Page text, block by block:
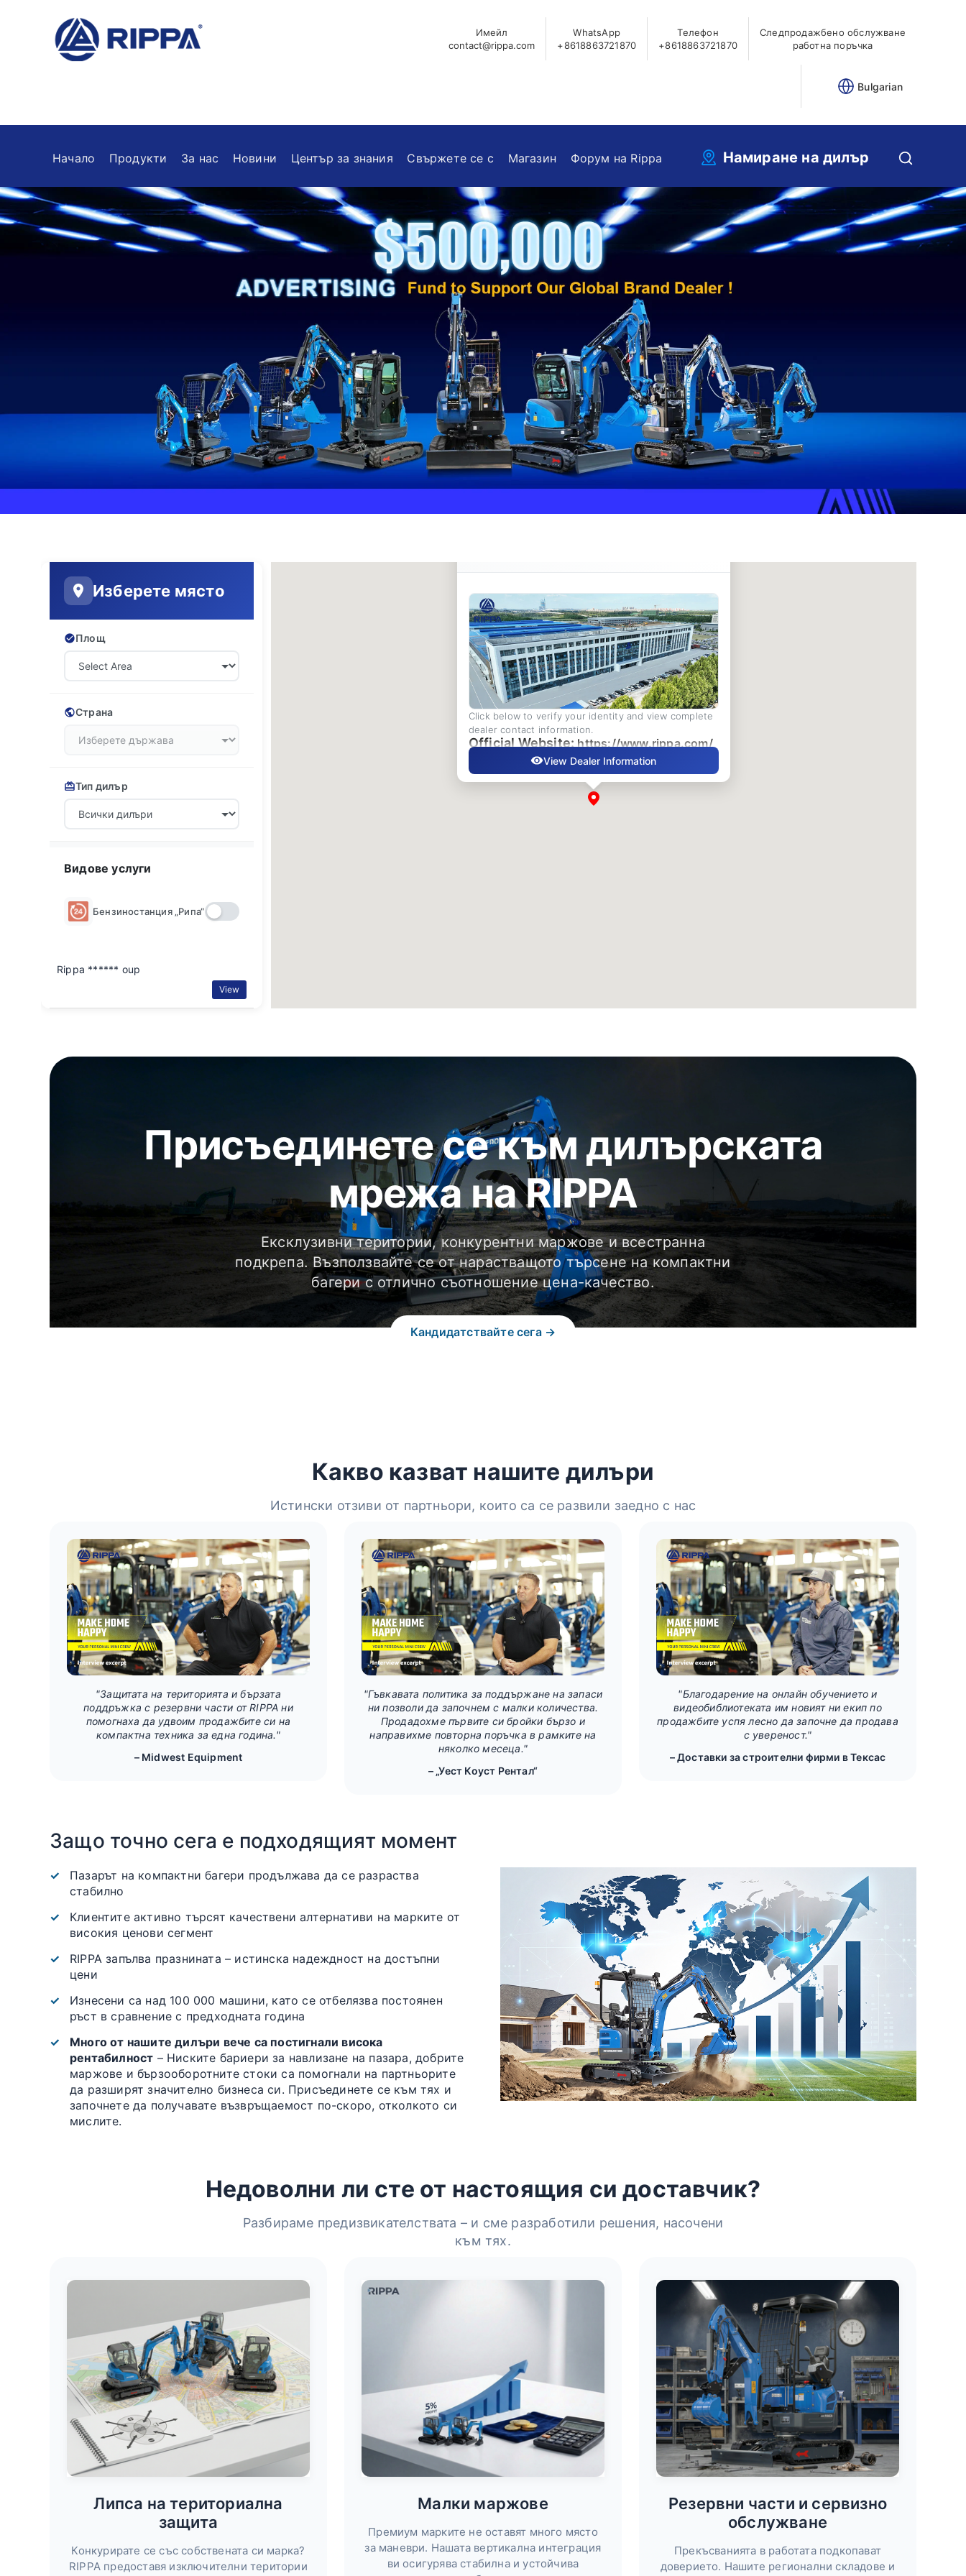
Имейл
contact@rippa.com
WhatsApp
+8618863721870
Телефон
+8618863721870
Следпродажбено обслужване
работна поръчка
Bulgarian
Начало Продукти За нас Новини Център за знания Свържете се с Магазин Форум на Rippa Намиране на дилър
Изберете място
Площ
Страна
Тип дилър
Видове услуги
Бензиностанция „Рипа“
Rippa ****** oup
View
Rippa ****** oup
Click below to verify your identity and view complete
dealer contact information.
Official Website:https://www.rippa.com/
View Dealer Information
Присъединете се към дилърската
мрежа на RIPPA
Ексклузивни територии, конкурентни маржове и всестранна
подкрепа. Възползвайте се от нарастващото търсене на компактни
багери с отлично съотношение цена-качество.
Кандидатствайте сега →
Какво казват нашите дилъри
Истински отзиви от партньори, които са се развили заедно с нас
"Защитата на територията и бързата
поддръжка с резервни части от RIPPA ни
помогнаха да удвоим продажбите си на
компактна техника за една година."
– Midwest Equipment
"Гъвкавата политика за поддържане на запаси
ни позволи да започнем с малки количества.
Продадохме първите си бройки бързо и
направихме повторна поръчка в рамките на
няколко месеца."
– „Уест Коуст Рентал“
"Благодарение на онлайн обучението и
видеобиблиотеката им новият ни екип по
продажбите успя лесно да започне да продава
с увереност."
– Доставки за строителни фирми в Тексас
Защо точно сега е подходящият момент
Пазарът на компактни багери продължава да се разраства
стабилно
Клиентите активно търсят качествени алтернативи на марките от
високия ценови сегмент
RIPPA запълва празнината – истинска надеждност на достъпни
цени
Изнесени са над 100 000 машини, като се отбелязва постоянен
ръст в сравнение с предходната година
Много от нашите дилъри вече са постигнали висока
рентабилност – Ниските бариери за навлизане на пазара, добрите
маржове и бързооборотните стоки са помогнали на партньорите
да разширят значително бизнеса си. Присъединете се към тях и
започнете да получавате възвръщаемост по-скоро, отколкото си
мислите.
Недоволни ли сте от настоящия си доставчик?
Разбираме предизвикателствата – и сме разработили решения, насочени
към тях.
Липса на териториална
защита
Конкурирате се със собствената си марка?
RIPPA предоставя изключителни територии
Малки маржове
Премиум марките не оставят много място
за маневри. Нашата вертикална интеграция
ви осигурява стабилна и устойчива
Резервни части и сервизно
обслужване
Прекъсванията в работата подкопават
доверието. Нашите регионални складове и